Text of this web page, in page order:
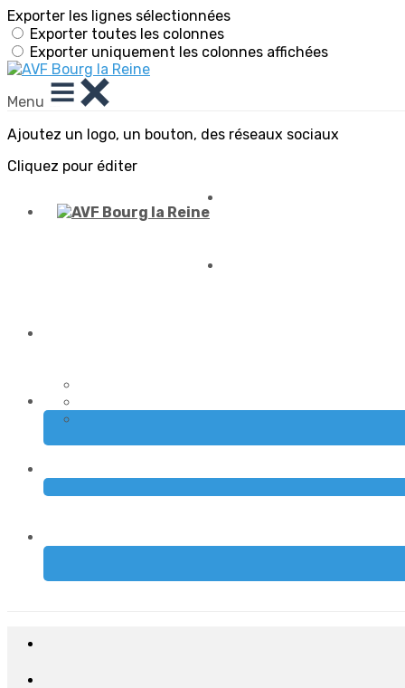
Exporter les lignes sélectionnées
Exporter toutes les colonnes
Exporter uniquement les colonnes affichées
Menu
Ajoutez un logo, un bouton, des réseaux sociaux
Cliquez pour éditer